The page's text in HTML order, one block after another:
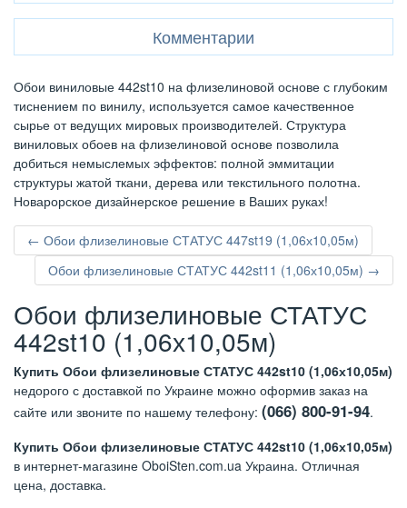
Комментарии
Обои виниловые 442st10 на флизелиновой основе с глубоким
тиснением по винилу, используется самое качественное
сырье от ведущих мировых производителей. Структура
виниловых обоев на флизелиновой основе позволила
добиться немыслемых эффектов: полной эммитации
структуры жатой ткани, дерева или текстильного полотна.
Новарорское дизайнерское решение в Ваших руках!
← Обои флизелиновые СТАТУС 447st19 (1,06х10,05м)
Обои флизелиновые СТАТУС 442st11 (1,06х10,05м) →
Обои флизелиновые СТАТУС
442st10 (1,06х10,05м)
Купить Обои флизелиновые СТАТУС 442st10 (1,06х10,05м)
недорого с доставкой по Украине можно оформив заказ на
сайте или звоните по нашему телефону: (066) 800-91-94.
Купить Обои флизелиновые СТАТУС 442st10 (1,06х10,05м)
в интернет-магазине OboiSten.com.ua Украина. Отличная
цена, доставка.